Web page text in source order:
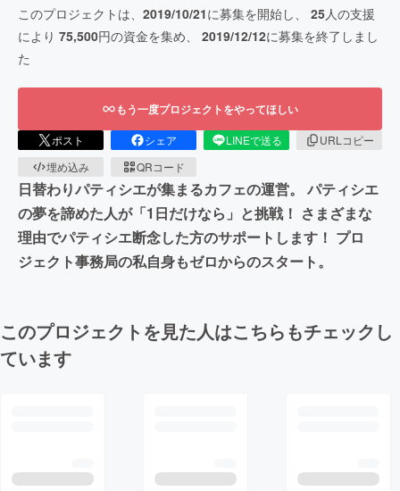
このプロジェクトは、 2019/10/21に募集を開始し、 25人の支援
により 75,500円の資金を集め、 2019/12/12に募集を終了しまし
た
もう一度プロジェクトをやってほしい
ポスト シェア LINEで送る
URLコピー
埋め込み
QRコード
日替わりパティシエが集まるカフェの運営。 パティシエ
の夢を諦めた人が「1日だけなら」と挑戦！ さまざまな
理由でパティシエ断念した方のサポートします！ プロ
ジェクト事務局の私自身もゼロからのスタート。
このプロジェクトを見た人はこちらもチェックし
ています